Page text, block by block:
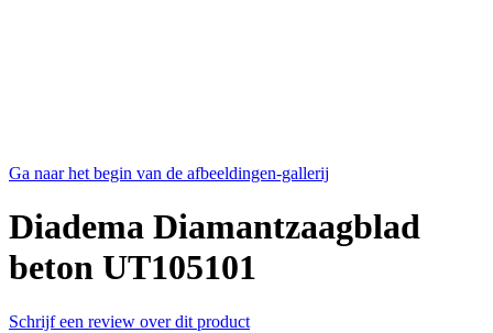
Ga naar het begin van de afbeeldingen-gallerij
Diadema Diamantzaagblad
beton UT105101
Schrijf een review over dit product